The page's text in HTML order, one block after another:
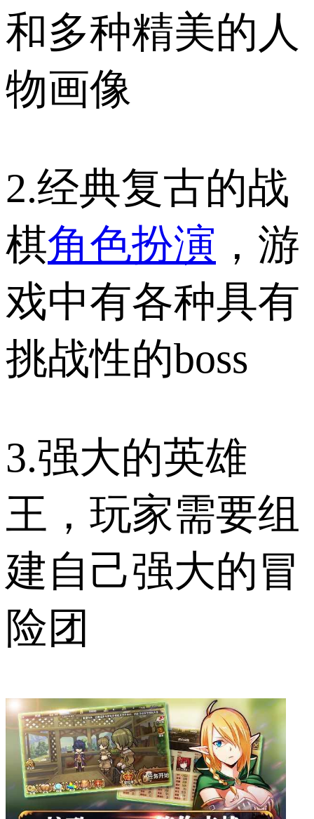
和多种精美的人
物画像
2.经典复古的战
棋角色扮演 ，游
戏中有各种具有
挑战性的boss
3.强大的英雄
王，玩家需要组
建自己强大的冒
险团